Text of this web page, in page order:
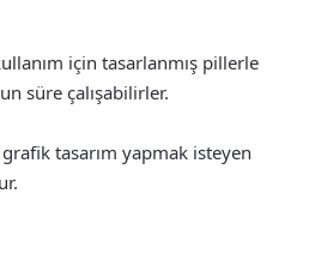
için tasarlanmış pillerle
süre çalışabilirler.
tasarım yapmak isteyen